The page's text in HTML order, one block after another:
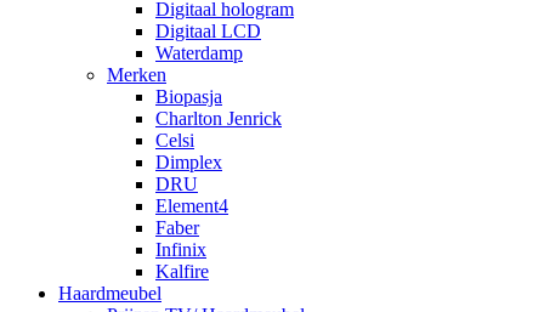
Digitaal hologram
Digitaal LCD
Waterdamp
Merken
Biopasja
Charlton Jenrick
Celsi
Dimplex
DRU
Element4
Faber
Infinix
Kalfire
Haardmeubel